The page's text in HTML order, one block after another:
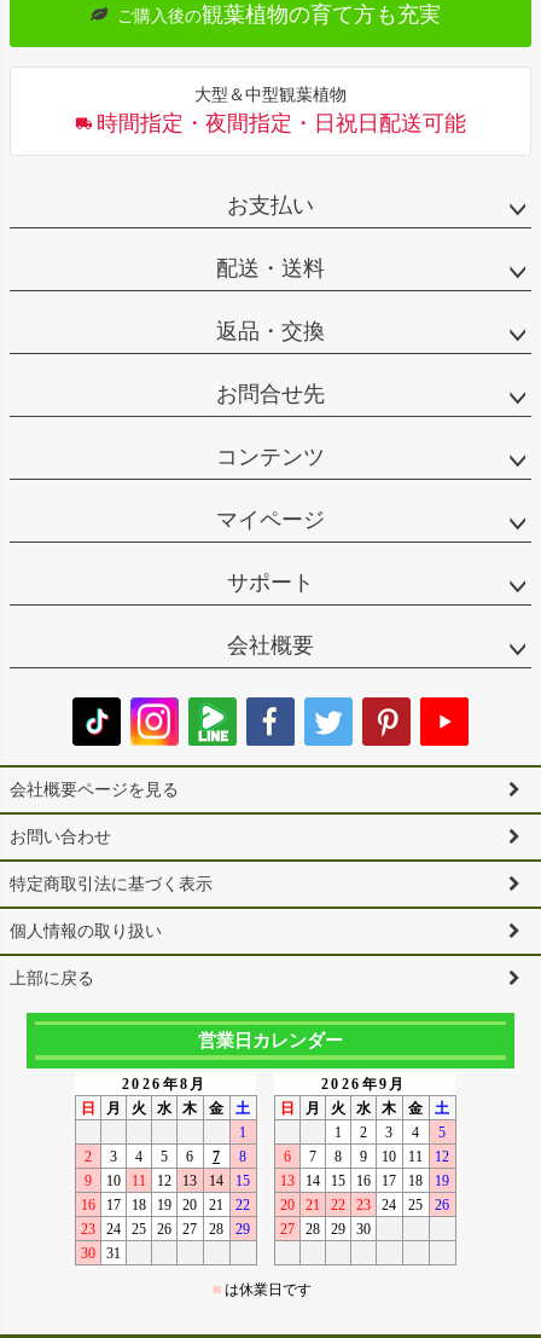
ご購入後の観葉植物の育て方も充実
大型＆中型観葉植物
時間指定・夜間指定・日祝日配送可能
お支払い
配送・送料
返品・交換
お問合せ先
コンテンツ
マイページ
サポート
会社概要
会社概要ページを見る
お問い合わせ
特定商取引法に基づく表示
個人情報の取り扱い
上部に戻る
営業日カレンダー